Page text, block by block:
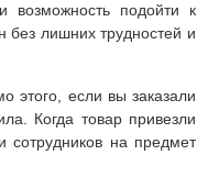
возможность подойти к
без лишних трудностей и
этого, если вы заказали
Когда товар привезли
сотрудников на предмет